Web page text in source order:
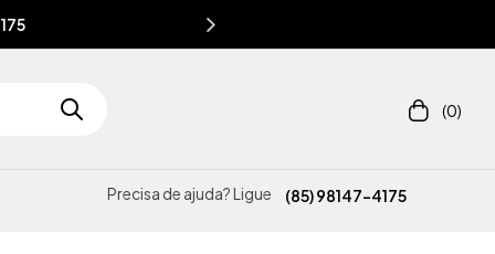
(0)
Precisa de ajuda? Ligue (85) 98147-4175